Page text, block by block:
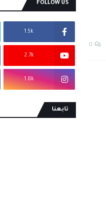
0
FOLLOW US
1.5k
2.7k
1.8k
تابعنا